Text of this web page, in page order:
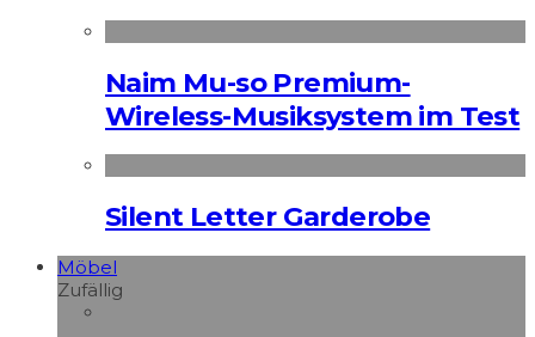
Naim Mu-so Premium-
Wireless-Musiksystem im Test
Silent Letter Garderobe
Möbel
Zufällig